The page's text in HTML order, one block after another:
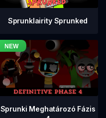
Sprunklairity Sprunked
Sprunki Meghatározó Fázis